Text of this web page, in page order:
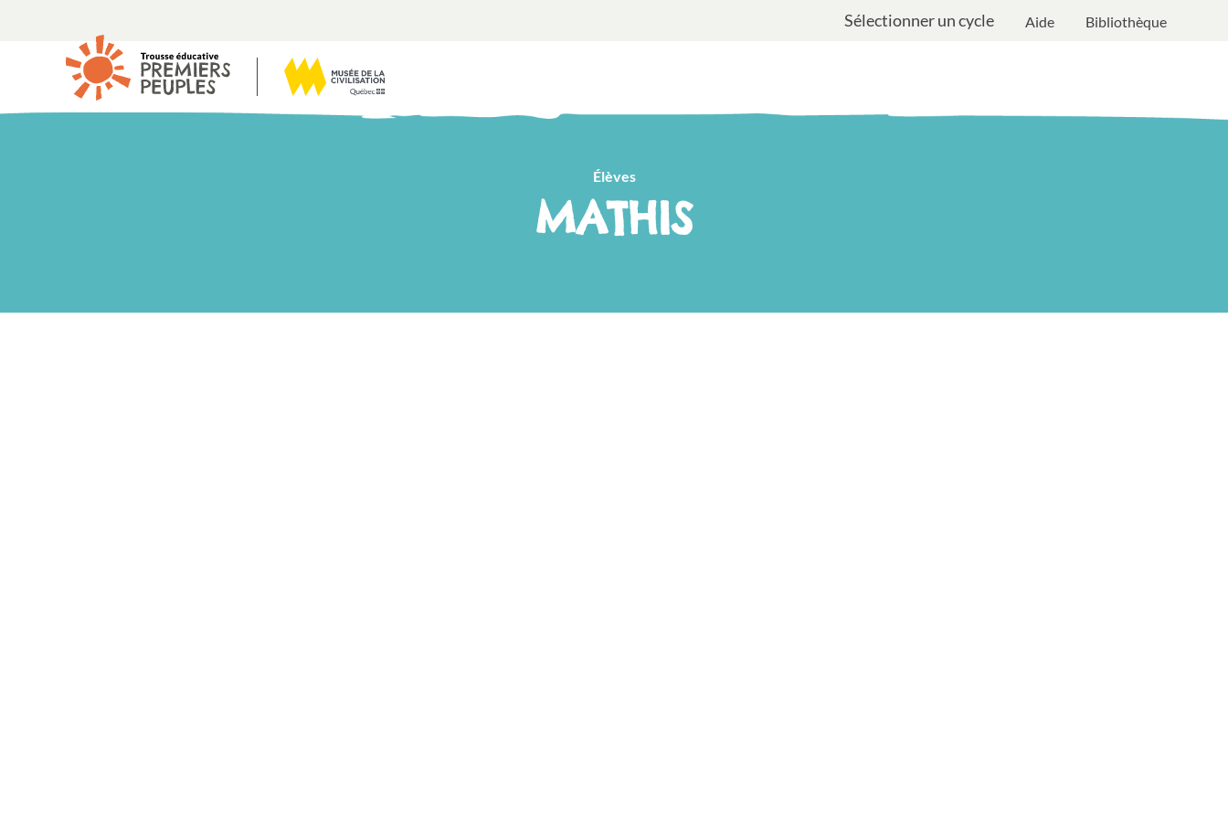
Sélectionner un cycle Aide Bibliothèque
Élèves
MATHIS